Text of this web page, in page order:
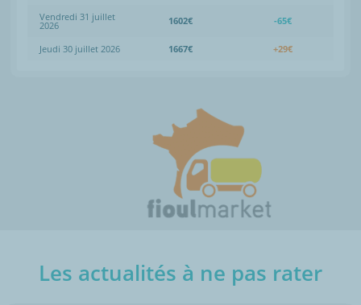
Vendredi 31 juillet
2026 1602€ -65€
Jeudi 30 juillet 2026 1667€ +29€
Les actualités à ne pas rater